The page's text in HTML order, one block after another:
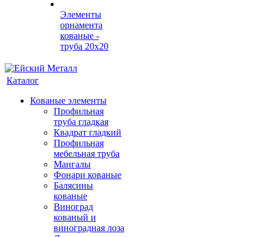
Элементы
орнамента
кованые -
труба 20х20
Каталог
Кованые элементы
Профильная
труба гладкая
Квадрат гладкий
Профильная
мебельная труба
Мангалы
Фонари кованые
Балясины
кованые
Виноград
кованый и
виноградная лоза